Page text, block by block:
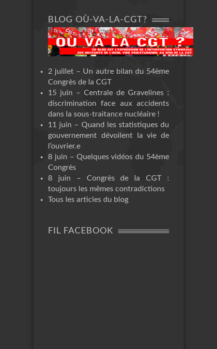
BLOG OÙ-VA-LA-CGT?
2 juillet – Un autre bilan du 54ème
Congrès de la CGT
15 juin – Centrale de Gravelines :
discrimination face aux accidents
dans la sous-traitance nucléaire !
11 juin – Quand les statistiques du
gouvernement dévoilent la vie de
l’ouvrier.e
8 juin – Quelques vidéos du 54ème
Congrès
8 juin – Congrès de la CGT :
toujours les mêmes contradictions
Tous les articles du blog
FIL FACEBOOK